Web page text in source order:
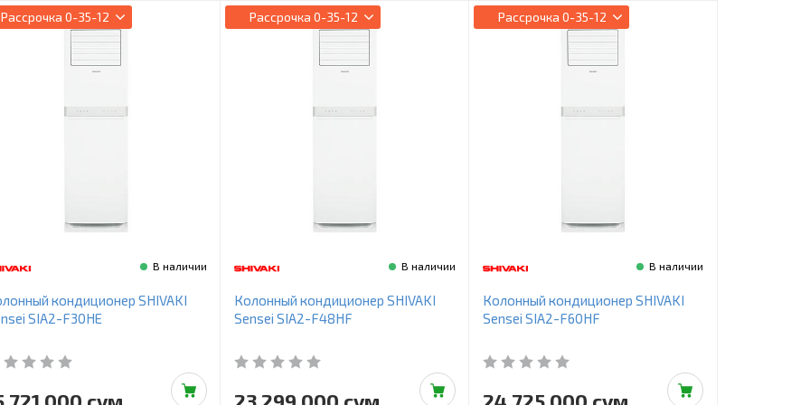
Рассрочка 0-35-12
В наличии
кондиционер SHIVAKI
SIA2-F30HE
Рассрочка 0-35-12
В наличии
Колонный кондиционер SHIVAKI
Sensei SIA2-F48HF
Рассрочка 0-35-12
В наличии
Колонный кондиционер SHIVAKI
Sensei SIA2-F60HF